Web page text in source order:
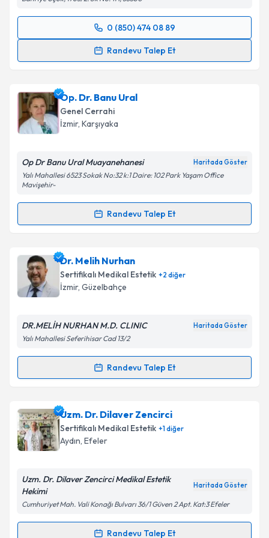
Takvim Talebini Gönder
0 (850) 474 08 89
Randevu Talep Et
Randevu Takvimi Talebi
takvim hazırlandığında e-posta ile bilgilendireceğiz.
E-posta Adresiniz
Kişisel verilerimin işlenmesine ilişkinAydınlatma
kapsamda işlenmesini kabul ediyorum.
Op. Dr. Banu Ural
Genel Cerrahi
İzmir, Karşıyaka
Op Dr Banu Ural Muayanehanesi Haritada Göster
Yalı Mahallesi 6523 Sokak No:32 k:1 Daire: 102 Park Yaşam Office
Mavişehir-
Randevu Talep Et
Randevu Takvimi Talebi
Op. Dr. Banu Uraliçin randevu takvimi talebi
oluşturun. Size bu uzmandan randevu almanız için bir
takvim hazırlandığında e-posta ile bilgilendireceğiz.
Kişisel verilerimin işlenmesine ilişkin
Metni'ni okudum ve kişisel verilerimin belirtilen
Takvim Talebini Gönder
Dr. Melih Nurhan
Sertifikalı Medikal Estetik +2 diğer
İzmir, Güzelbahçe
DR.MELİH NURHAN M.D. CLINIC Haritada Göster
Yalı Mahallesi Seferihisar Cad 13/2
Randevu Talep Et
Randevu Takvimi Talebi
Dr. Melih Nurhaniçin randevu takvimi talebi
oluşturun. Size bu uzmandan randevu almanız için bir
takvim hazırlandığında e-posta ile bilgilendireceğiz.
Kişisel verilerimin işlenmesine ilişkinAydınlatma
'ni okudum ve kişisel verilerimin belirtilen
Uzm. Dr. Dilaver Zencirci
Sertifikalı Medikal Estetik +1diğer
Aydın, Efeler
Uzm. Dr. Dilaver Zencirci Medikal Estetik
Hekimi
Haritada Göster
Cumhuriyet Mah. Vali Konağı Bulvarı 36/1 Güven 2 Apt. Kat:3 Efeler
Randevu Talep Et